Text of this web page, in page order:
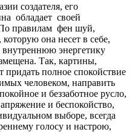
создателя, его
обладает своей
правилам фен шуй,
она несет в себе,
внутреннюю энергетику
Так, картины,
полное спокойствие
человеком, направить
и беззаботное русло,
и беспокойство,
выборе, всегда
голосу и настрою,